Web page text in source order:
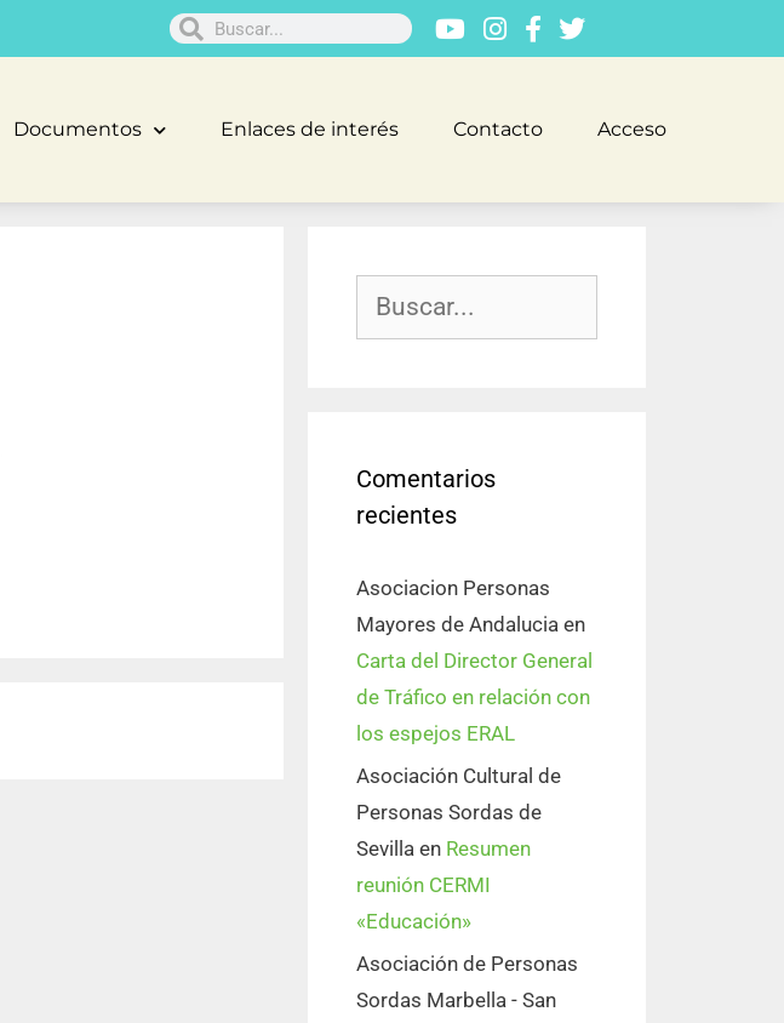
Documentos Enlaces de interés Contacto Acceso
Comentarios
recientes
Asociacion Personas
Mayores de Andaluciaen
Carta del Director General
de Tráfico en relación con
los espejos ERAL
Asociación Cultural de
Personas Sordas de
Sevillaen Resumen
reunión CERMI
«Educación»
Asociación de Personas
Sordas Marbella - San